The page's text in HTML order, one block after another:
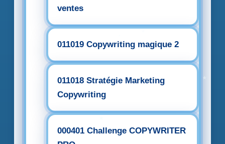
ventes
011019 Copywriting magique 2
011018 Stratégie Marketing
Copywriting
000401 Challenge COPYWRITER